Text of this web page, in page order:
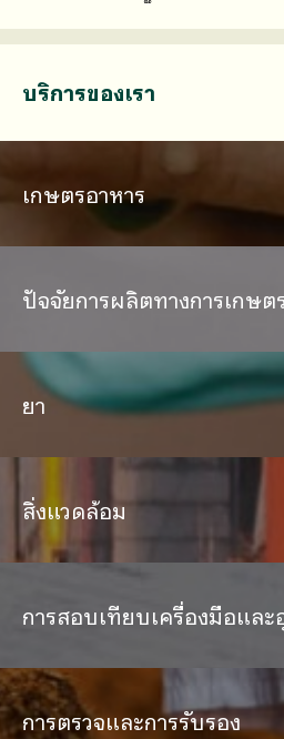
บริการของเรา
เกษตรอาหาร
ปัจจัยการผลิตทางการเกษต
ยา
สิ่งแวดล้อม
การสอบเทียบเครื่องมือแล
การตรวจและการรับรอง